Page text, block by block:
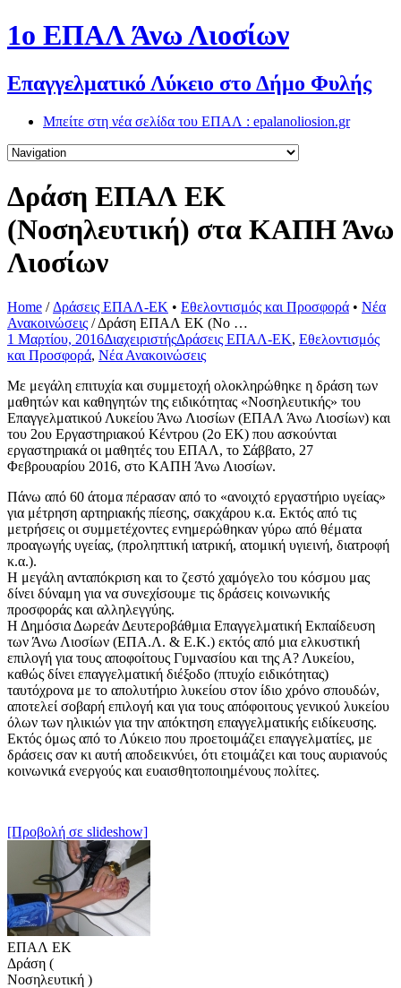
1o ΕΠΑΛ Άνω Λιοσίων
Επαγγελματικό Λύκειο στο Δήμο Φυλής
Μπείτε στη νέα σελίδα του ΕΠΑΛ : epalanoliosion.gr
Δράση ΕΠΑΛ ΕΚ
(Νοσηλευτική) στα ΚΑΠΗ Άνω
Λιοσίων
Home / Δράσεις ΕΠΑΛ-ΕΚ • Εθελοντισμός και Προσφορά • Νέα
Ανακοινώσεις /Δράση ΕΠΑΛ ΕΚ (Νο …
1 Μαρτίου, 2016ΔιαχειριστήςΔράσεις ΕΠΑΛ-ΕΚ, Εθελοντισμός
και Προσφορά, Νέα Ανακοινώσεις
Με μεγάλη επιτυχία και συμμετοχή ολοκληρώθηκε η δράση των
μαθητών και καθηγητών της ειδικότητας «Νοσηλευτικής» του
Επαγγελματικού Λυκείου Άνω Λιοσίων (ΕΠΑΛ Άνω Λιοσίων) και
του 2ου Εργαστηριακού Κέντρου (2ο ΕΚ) που ασκούνται
εργαστηριακά οι μαθητές του ΕΠΑΛ, το Σάββατο, 27
Φεβρουαρίου 2016, στο ΚΑΠΗ Άνω Λιοσίων.
Πάνω από 60 άτομα πέρασαν από το «ανοιχτό εργαστήριο υγείας»
για μέτρηση αρτηριακής πίεσης, σακχάρου κ.α. Εκτός από τις
μετρήσεις οι συμμετέχοντες ενημερώθηκαν γύρω από θέματα
προαγωγής υγείας, (προληπτική ιατρική, ατομική υγιεινή, διατροφή
κ.α.).
Η μεγάλη ανταπόκριση και το ζεστό χαμόγελο του κόσμου μας
δίνει δύναμη για να συνεχίσουμε τις δράσεις κοινωνικής
προσφοράς και αλληλεγγύης.
Η Δημόσια Δωρεάν Δευτεροβάθμια Επαγγελματική Εκπαίδευση
των Άνω Λιοσίων (ΕΠΑ.Λ. & Ε.Κ.) εκτός από μια ελκυστική
επιλογή για τους αποφοίτους Γυμνασίου και της Α? Λυκείου,
καθώς δίνει επαγγελματική διέξοδο (πτυχίο ειδικότητας)
ταυτόχρονα με το απολυτήριο λυκείου στον ίδιο χρόνο σπουδών,
αποτελεί σοβαρή επιλογή και για τους απόφοιτους γενικού λυκείου
όλων των ηλικιών για την απόκτηση επαγγελματικής ειδίκευσης.
Εκτός όμως από το Λύκειο που προετοιμάζει επαγγελματίες, με
δράσεις σαν κι αυτή αποδεικνύει, ότι ετοιμάζει και τους αυριανούς
κοινωνικά ενεργούς και ευαισθητοποιημένους πολίτες.
[Προβολή σε slideshow]
ΕΠΑΛ ΕΚ
Δράση (
Νοσηλευτική )